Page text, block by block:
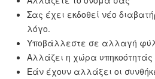
Σας έχει εκδοθεί νέο
λόγο.
Υποβάλλεστε σε αλλαγή
Αλλάζει η χώρα
Εάν έχουν αλλάξει οι